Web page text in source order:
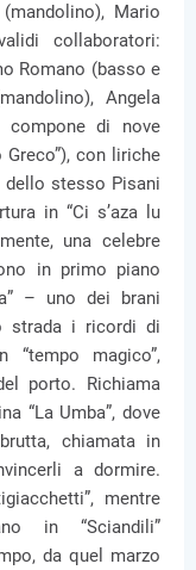
Mario
collaboratori:
Romano (basso e
Angela
compone di nove
con liriche
stesso Pisani
in “Ci s’aza lu
una celebre
in primo piano
– uno dei brani
strada i ricordi di
magico”,
porto. Richiama
“La Umba”, dove
chiamata in
a dormire.
mentre
in “Sciandili”
da quel marzo